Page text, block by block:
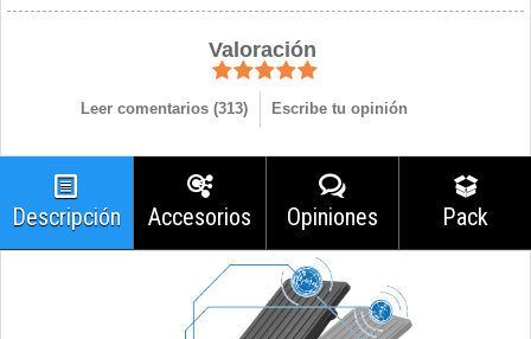
Valoración
Leer comentarios (313) Escribe tu opinión
Descripción Accesorios Opiniones Pack